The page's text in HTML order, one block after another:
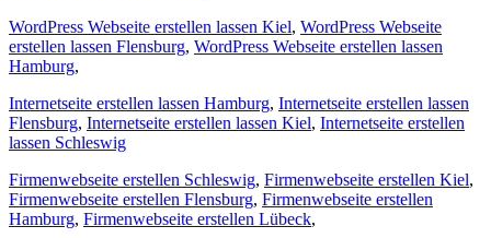
WordPress Webseite erstellen lassen Kiel, WordPress Webseite
erstellen lassen Flensburg, WordPress Webseite erstellen lassen
Hamburg,
Internetseite erstellen lassen Hamburg, Internetseite erstellen lassen
Flensburg, Internetseite erstellen lassen Kiel, Internetseite erstellen
lassen Schleswig
Firmenwebseite erstellen Schleswig, Firmenwebseite erstellen Kiel,
Firmenwebseite erstellen Flensburg, Firmenwebseite erstellen
Hamburg, Firmenwebseite erstellen Lübeck,